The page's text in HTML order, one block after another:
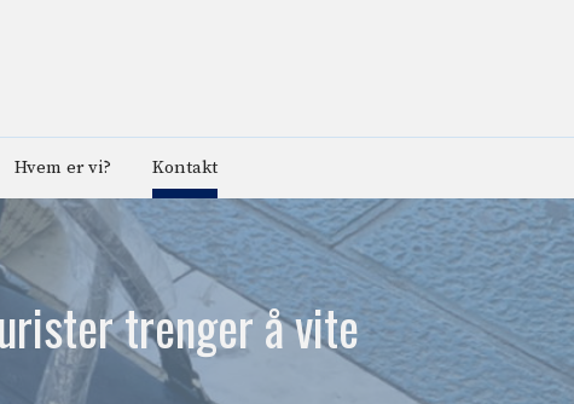
Hvem er vi? Kontakt
trenger å vite